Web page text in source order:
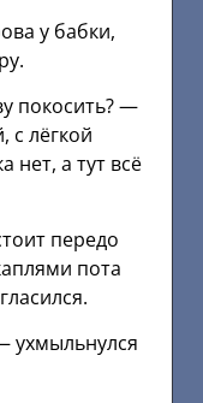
у бабки,
покосить? —
с лёгкой
нет, а тут всё
передо
пота
ухмыльнулся